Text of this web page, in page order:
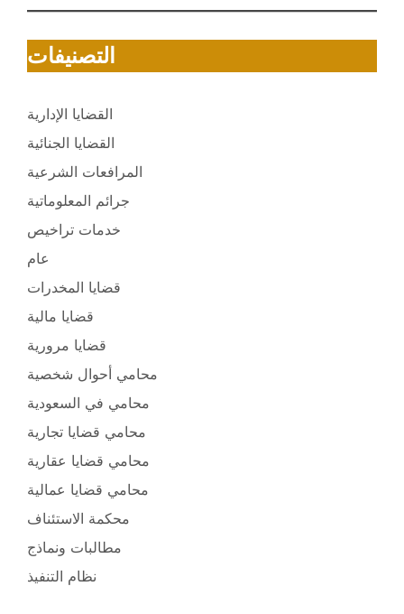
التصنيفات
القضايا الإدارية
القضايا الجنائية
المرافعات الشرعية
جرائم المعلوماتية
خدمات تراخيص
عام
قضايا المخدرات
قضايا مالية
قضايا مرورية
محامي أحوال شخصية
محامي في السعودية
محامي قضايا تجارية
محامي قضايا عقارية
محامي قضايا عمالية
محكمة الاستئناف
مطالبات ونماذج
نظام التنفيذ